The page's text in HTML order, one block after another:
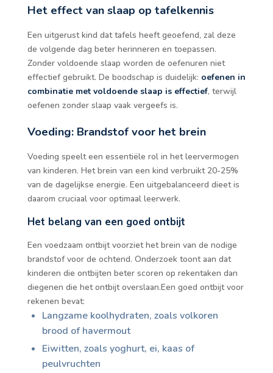
Het effect van slaap op tafelkennis
Een uitgerust kind dat tafels heeft geoefend, zal deze
de volgende dag beter herinneren en toepassen.
Zonder voldoende slaap worden de oefenuren niet
effectief gebruikt. De boodschap is duidelijk: oefenen in
combinatie met voldoende slaap is effectief, terwijl
oefenen zonder slaap vaak vergeefs is.
Voeding: Brandstof voor het brein
Voeding speelt een essentiële rol in het leervermogen
van kinderen. Het brein van een kind verbruikt 20-25%
van de dagelijkse energie. Een uitgebalanceerd dieet is
daarom cruciaal voor optimaal leerwerk.
Het belang van een goed ontbijt
Een voedzaam ontbijt voorziet het brein van de nodige
brandstof voor de ochtend. Onderzoek toont aan dat
kinderen die ontbijten beter scoren op rekentaken dan
diegenen die het ontbijt overslaan.Een goed ontbijt voor
rekenen bevat:
Langzame koolhydraten, zoals volkoren
brood of havermout
Eiwitten, zoals yoghurt, ei, kaas of
peulvruchten